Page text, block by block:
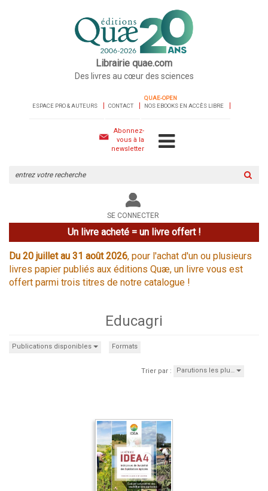
Librairie quae.com
Des livres au cœur des sciences
ESPACE PRO & AUTEURS CONTACT
QUAE-OPEN
NOS EBOOKS EN ACCÈS LIBRE
Abonnez-
vous à la
newsletter
le
site
SE CONNECTER
Un livre acheté = un livre offert !
Du 20 juillet au 31 août 2026, pour l'achat d'un ou plusieurs
livres papier publiés aux éditions Quæ, un livre vous est
offert parmi trois titres de notre catalogue !
Educagri
Publications disponibles Formats
Trier par : Parutions les plu…